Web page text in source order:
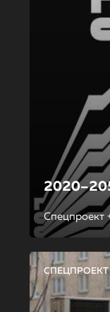
Спецпроект
СПЕЦПРОЕКТ